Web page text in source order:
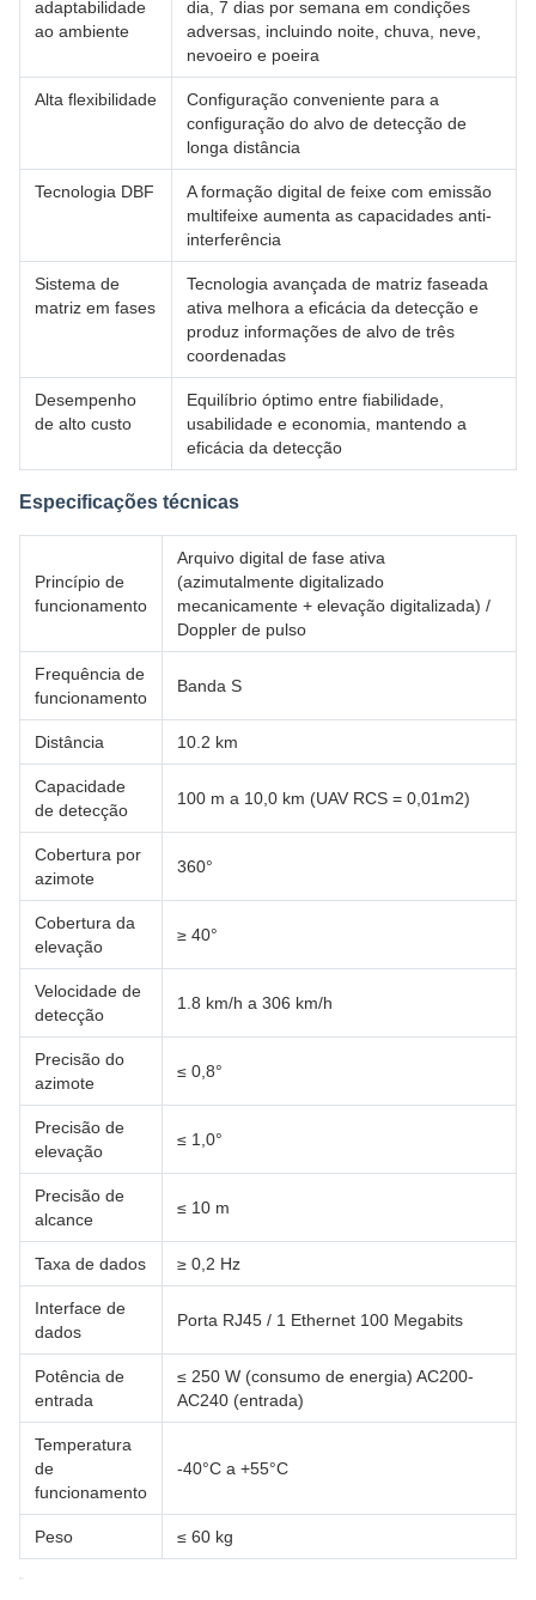
adaptabilidade
ao ambiente
dia, 7 dias por semana em condições
adversas, incluindo noite, chuva, neve,
nevoeiro e poeira
Alta flexibilidade
Configuração conveniente para a
configuração do alvo de detecção de
longa distância
Tecnologia DBF
A formação digital de feixe com emissão
multifeixe aumenta as capacidades anti-
interferência
Sistema de
matriz em fases
Tecnologia avançada de matriz faseada
ativa melhora a eficácia da detecção e
produz informações de alvo de três
coordenadas
Desempenho
de alto custo
Equilíbrio óptimo entre fiabilidade,
usabilidade e economia, mantendo a
eficácia da detecção
Especificações técnicas
Princípio de
funcionamento
Arquivo digital de fase ativa
(azimutalmente digitalizado
mecanicamente + elevação digitalizada) /
Doppler de pulso
Frequência de
funcionamento
Banda S
Distância 10.2 km
Capacidade
de detecção
100 m a 10,0 km (UAV RCS = 0,01m2)
Cobertura por
azimote
360°
Cobertura da
elevação
≥ 40°
Velocidade de
detecção
1.8 km/h a 306 km/h
Precisão do
azimote
≤ 0,8°
Precisão de
elevação
≤ 1,0°
Precisão de
alcance
≤ 10 m
Taxa de dados ≥ 0,2 Hz
Interface de
dados
Porta RJ45 / 1 Ethernet 100 Megabits
Potência de
entrada
≤ 250 W (consumo de energia) AC200-
AC240 (entrada)
Temperatura
de
funcionamento
-40°C a +55°C
Peso ≤ 60 kg